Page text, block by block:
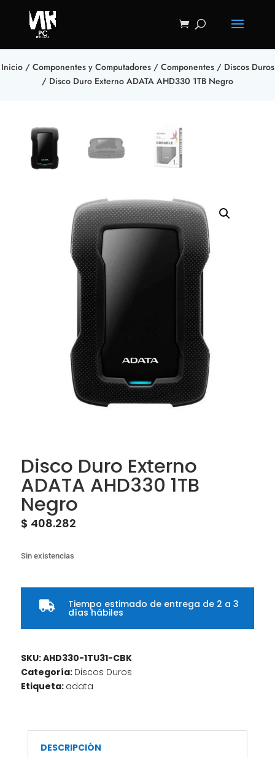
Inicio/ Componentes y Computadores/ Componentes/ Discos Duros
/ Disco Duro Externo ADATA AHD330 1TB Negro
Disco Duro Externo
ADATA AHD330 1TB
Negro
$ 408.282
Sin existencias
 Tiempo estimado de entrega de 2 a 3
días hábiles
SKU:AHD330-1TU31-CBK
Categoría: Discos Duros
Etiqueta: adata
DESCRIPCIÓN